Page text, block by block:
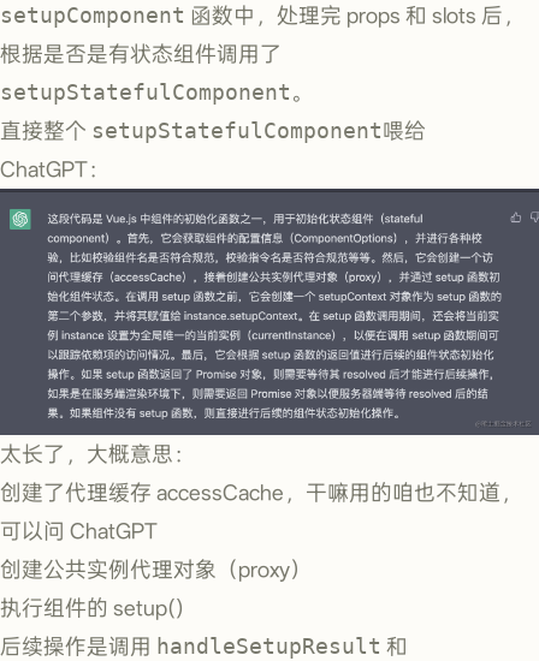
setupComponent 函数中，处理完 props 和 slots 后，
根据是否是有状态组件调用了
setupStatefulComponent。
直接整个 setupStatefulComponent喂给
ChatGPT：
太长了，大概意思：
创建了代理缓存 accessCache，干嘛用的咱也不知道，
可以问 ChatGPT
创建公共实例代理对象（proxy）
执行组件的 setup()
后续操作是调用 handleSetupResult 和